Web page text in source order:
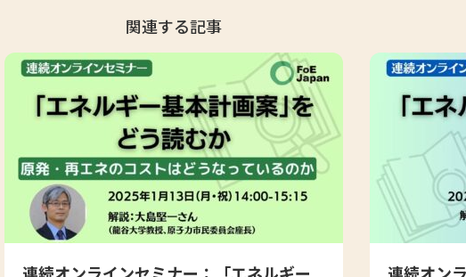
関連する記事
連続オンラインセミナー：「エネルギー 連続オン